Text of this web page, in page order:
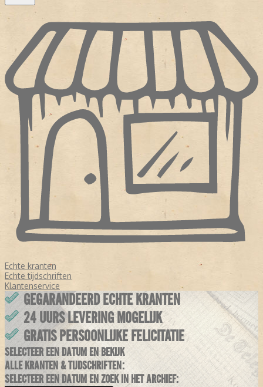
Echte kranten
Echte tijdschriften
Klantenservice
GEGARANDEERD ECHTE KRANTEN
24 UURS LEVERING MOGELIJK
GRATIS PERSOONLIJKE FELICITATIE
SELECTEER EEN DATUM EN BEKIJK
ALLE KRANTEN & TIJDSCHRIFTEN:
SELECTEER EEN DATUM EN ZOEK IN HET ARCHIEF: